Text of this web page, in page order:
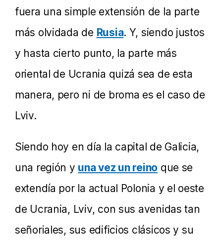
fuera una simple extensión de la parte
más olvidada de Rusia. Y, siendo justos
y hasta cierto punto, la parte más
oriental de Ucrania quizá sea de esta
manera, pero ni de broma es el caso de
Lviv.
Siendo hoy en día la capital de Galicia,
una región y una vez un reino que se
extendía por la actual Polonia y el oeste
de Ucrania, Lviv, con sus avenidas tan
señoriales, sus edificios clásicos y su